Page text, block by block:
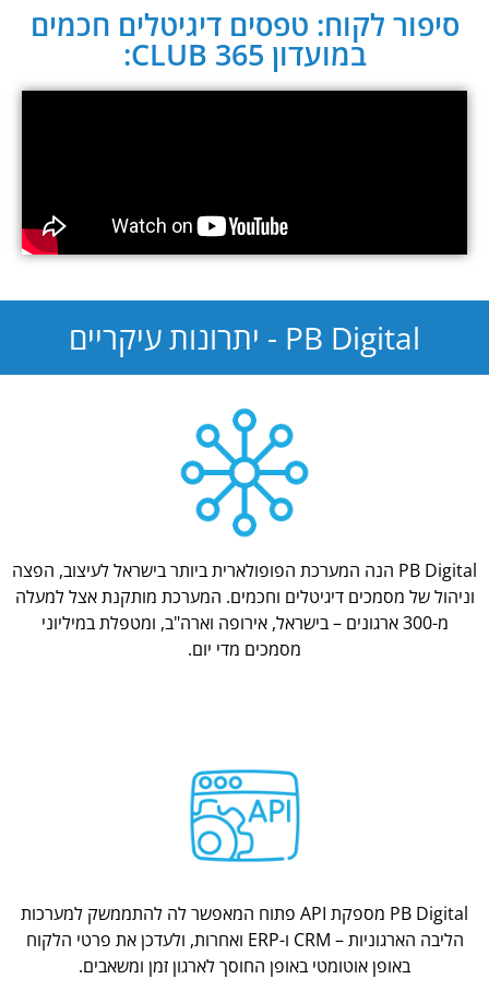
סיפור לקוח: טפסים דיגיטלים חכמים
במועדון CLUB 365:
PB Digital - יתרונות עיקריים
PB Digital הנה המערכת הפופולארית ביותר בישראל לעיצוב, הפצה
וניהול של מסמכים דיגיטלים וחכמים. המערכת מותקנת אצל למעלה
מ-300 ארגונים – בישראל, אירופה וארה"ב, ומטפלת במיליוני
מסמכים מדי יום.
PB Digital מספקת API פתוח המאפשר לה להתממשק למערכות
הליבה הארגוניות – CRM ו-ERP ואחרות, ולעדכן את פרטי הלקוח
באופן אוטומטי באופן החוסך לארגון זמן ומשאבים.